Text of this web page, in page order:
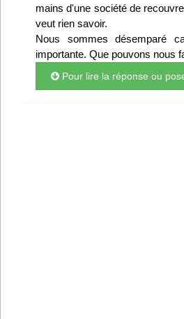
Désabo Lettrasso
Nous contacter
mains d'une société de
veut rien savoir.
Nous sommes désemparé
importante. Que pouvons nous
Pour lire la réponse ou